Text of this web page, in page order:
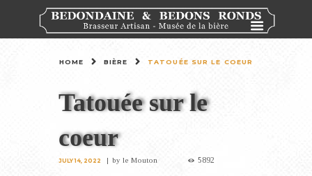
HOME BIÈRE TATOUÉE SUR LE COEUR
Tatouée sur le
coeur
JULY 14, 2022 byle Mouton 5892